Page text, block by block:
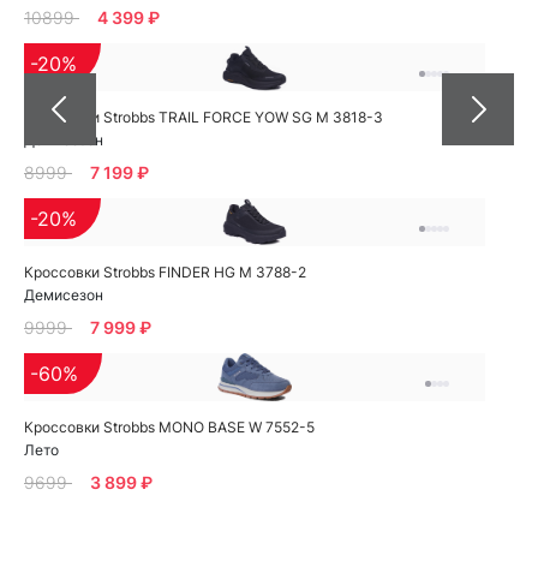
10899 4 399 ₽
Кроссовки Strobbs TRAIL FORCE YOW SG M 3818-3
Демисезон
-20%
8999 7 199 ₽
Кроссовки Strobbs FINDER HG M 3788-2
Демисезон
-20%
9999 7 999 ₽
Кроссовки Strobbs MONO BASE W 7552-5
Лето
-60%
9699 3 899 ₽